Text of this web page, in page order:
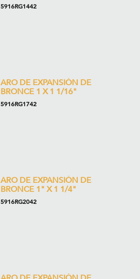
5916RG1442
ARO DE EXPANSIÓN DE
BRONCE 1 X 1 1/16"
5916RG1742
ARO DE EXPANSIÓN DE
BRONCE 1" X 1 1/4"
5916RG2042